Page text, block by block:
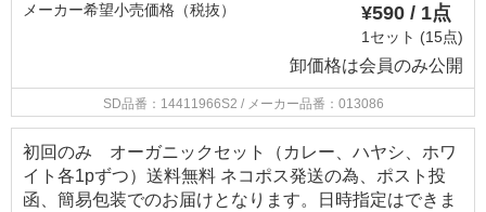
メーカー希望小売価格（税抜） ¥590 / 1点
1セット (15点)
卸価格は会員のみ公開
SD品番：14411966S2 / メーカー品番：013086
初回のみ オーガニックセット（カレー、ハヤシ、ホワ
イト各1pずつ）送料無料 ネコポス発送の為、ポスト投
函、簡易包装でのお届けとなります。日時指定はできま